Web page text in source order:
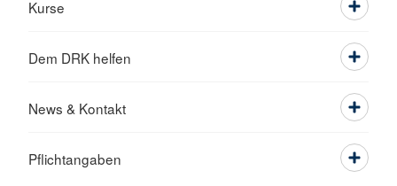
Kurse
Dem DRK helfen
News & Kontakt
Pflichtangaben